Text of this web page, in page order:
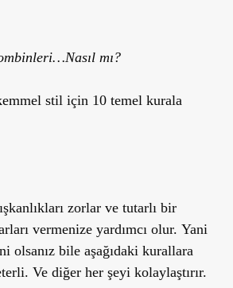
mı?
stil için 10 temel kurala
zorlar ve tutarlı bir
vermenize yardımcı olur. Yani
olsanız bile aşağıdaki kurallara
Ve diğer her şeyi kolaylaştırır.